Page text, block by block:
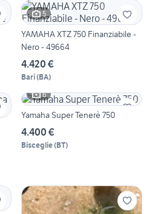
5
YAMAHA XTZ 750 Finanziabile -
Nero - 49664
4.420 €
Bari(BA)
6
Yamaha Super Tenerè 750
4.400 €
Bisceglie(BT)